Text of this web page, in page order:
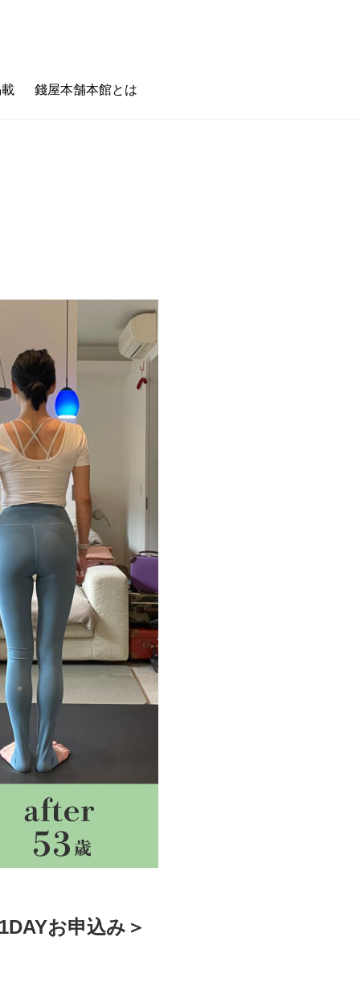
錢屋本舗本館とは
お申込み＞